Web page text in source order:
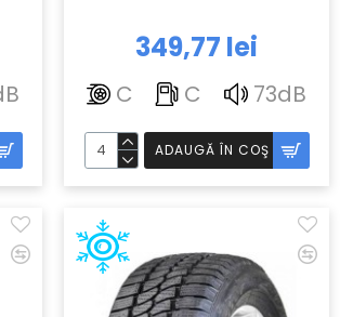
349,77 lei
C C 73dB
ADAUGĂ ÎN COŞ